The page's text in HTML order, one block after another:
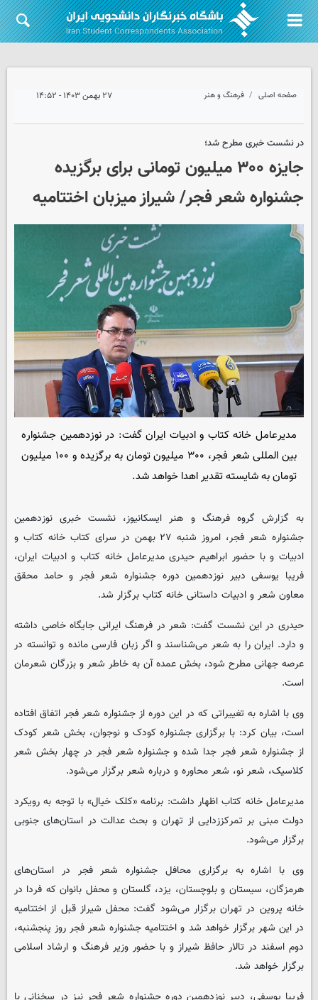
صفحه اصلی فرهنگ و هنر ۲۷ بهمن ۱۴۰۳ - ۱۴:۵۲
در نشست خبری مطرح شد؛
جایزه ۳۰۰ میلیون تومانی برای برگزیده
جشنواره شعر فجر/ شیراز میزبان اختتامیه
مدیرعامل خانه کتاب و ادبیات ایران گفت: در نوزدهمین جشنواره
بین المللی شعر فجر، ۳۰۰ میلیون تومان به برگزیده و ۱۰۰ میلیون
تومان به شایسته تقدیر اهدا خواهد شد.
به گزارش گروه فرهنگ و هنر ایسکانیوز، نشست خبری نوزدهمین
جشنواره شعر فجر، امروز شنبه ۲۷ بهمن در سرای کتاب خانه کتاب و
ادبیات و با حضور ابراهیم حیدری مدیرعامل خانه کتاب و ادبیات ایران،
فریبا یوسفی دبیر نوزدهمین دوره جشنواره شعر فجر و حامد محقق
معاون شعر و ادبیات داستانی خانه کتاب برگزار شد.
حیدری در این نشست گفت: شعر در فرهنگ ایرانی جایگاه خاصی داشته
و دارد. ایران را به شعر می‌شناسند و اگر زبان فارسی مانده و توانسته در
عرصه جهانی مطرح شود، بخش عمده‌ آن به خاطر شعر و بزرگان شعرمان
است.
وی با اشاره به تغییراتی که در این دوره از جشنواره شعر فجر اتفاق افتاده
است، بیان کرد: با برگزاری جشنواره کودک و نوجوان، بخش شعر کودک
از جشنواره شعر فجر جدا شده و جشنواره شعر فجر در چهار بخش شعر
کلاسیک، شعر نو، شعر محاوره و درباره شعر برگزار می‌شود.
مدیرعامل خانه کتاب اظهار داشت: برنامه «کلک خیال» با توجه به رویکرد
دولت مبنی بر تمرکززدایی از تهران و بحث عدالت در استان‌های جنوبی
برگزار می‌شود.
وی با اشاره به برگزاری محافل جشنواره شعر فجر در استان‌های
هرمزگان، سیستان و بلوچستان، یزد، گلستان و محفل بانوان که فردا در
خانه پروین در تهران برگزار می‌شود گفت: محفل شیراز قبل از اختتامیه
در این شهر برگزار خواهد شد و اختتامیه جشنواره شعر فجر روز پنجشنبه،
دوم اسفند در تالار حافظ شیراز و با حضور وزیر فرهنگ و ارشاد اسلامی
برگزار خواهد شد.